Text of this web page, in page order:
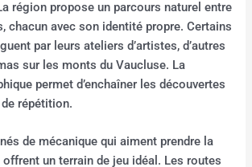
région propose un parcours naturel entre
chacun avec son identité propre. Certains
par leurs ateliers d’artistes, d’autres
sur les monts du Vaucluse. La
permet d’enchaîner les découvertes
répétition.
de mécanique qui aiment prendre la
un terrain de jeu idéal. Les routes